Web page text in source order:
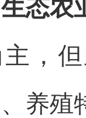
生态农
，
养殖